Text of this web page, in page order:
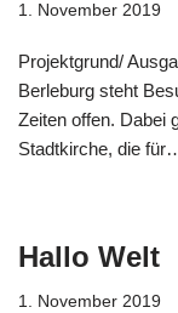
1. November 2019
Projektgrund/
Berleburg steht
Zeiten offen. Dabei
Stadtkirche, die
Hallo Welt
1. November 2019